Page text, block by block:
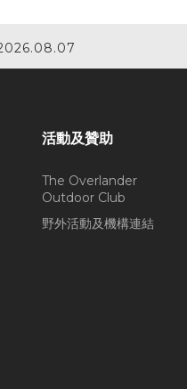
活動及贊助
The Overlander
Outdoor Club
野外活動及機構連結